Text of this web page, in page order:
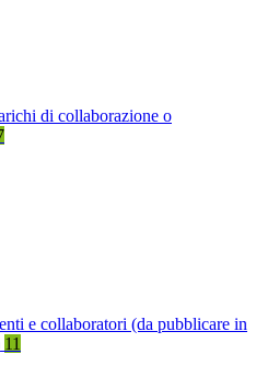
di collaborazione o
e collaboratori (da pubblicare in
11